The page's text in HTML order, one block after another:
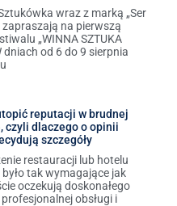
wraz z marką „Ser
zapraszają na pierwszą
„WINNA SZTUKA
dniach od 6 do 9 sierpnia
reputacji w brudnej
czyli dlaczego o opinii
szczegóły
restauracji lub hotelu
było tak wymagające jak
oczekują doskonałego
obsługi i